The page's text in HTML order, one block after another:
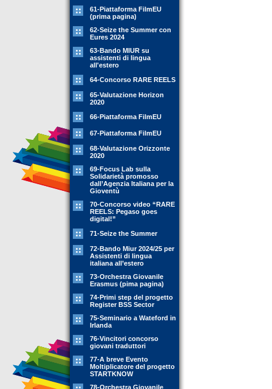
61-Piattaforma FilmEU
(prima pagina)
62-Seize the Summer con
Eures 2024
63-Bando MIUR su
assistenti di lingua
all'estero
64-Concorso RARE REELS
65-Valutazione Horizon
2020
66-Piattaforma FilmEU
67-Piattaforma FilmEU
68-Valutazione Orizzonte
2020
69-Focus Lab sulla
Solidarietà promosso
dall’Agenzia Italiana per la
Gioventù
70-Concorso video “RARE
REELS: Pegaso goes
digital!”
71-Seize the Summer
72-Bando Miur 2024/25 per
Assistenti di lingua
italiana all’estero
73-Orchestra Giovanile
Erasmus (pima pagina)
74-Primi step del progetto
Register BSS Sector
75-Seminario a Wateford in
Irlanda
76-Vincitori concorso
giovani traduttori
77-A breve Evento
Moltiplicatore del progetto
STARTKNOW
78-Orchestra Giovanile